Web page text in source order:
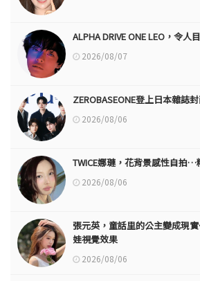
ALPHA DRIVE ONE LEO，令人
2026/08/07
ZEROBASEONE登上日本雜誌
2026/08/06
TWICE娜璉，花背景感性自拍…
2026/08/06
張元英，童話里的公主變成現
娃視覺效果
2026/08/06